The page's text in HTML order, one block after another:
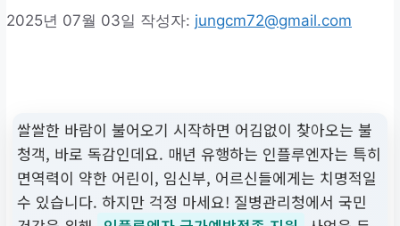
2025년 07월 03일 작성자: jungcm72@gmail.com
쌀쌀한 바람이 불어오기 시작하면 어김없이 찾아오는 불
청객, 바로 독감인데요. 매년 유행하는 인플루엔자는 특히
면역력이 약한 어린이, 임신부, 어르신들에게는 치명적일
수 있습니다. 하지만 걱정 마세요! 질병관리청에서 국민